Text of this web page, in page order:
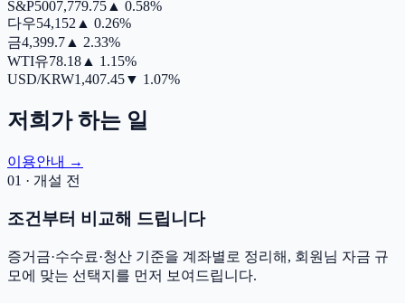
S&P5007,779.75 ▲ 0.58%
다우54,152 ▲ 0.26%
금4,399.7 ▲ 2.33%
WTI유78.18 ▲ 1.15%
USD/KRW1,407.45▼ 1.07%
저희가 하는 일
이용안내 →
01 · 개설 전
조건부터 비교해 드립니다
증거금·수수료·청산 기준을 계좌별로 정리해, 회원님 자금 규
모에 맞는 선택지를 먼저 보여드립니다.